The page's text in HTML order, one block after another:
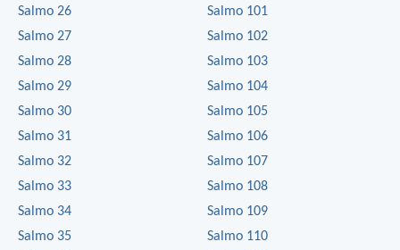
Salmo 26
Salmo 27
Salmo 28
Salmo 29
Salmo 30
Salmo 31
Salmo 32
Salmo 33
Salmo 34
Salmo 35
Salmo 101
Salmo 102
Salmo 103
Salmo 104
Salmo 105
Salmo 106
Salmo 107
Salmo 108
Salmo 109
Salmo 110